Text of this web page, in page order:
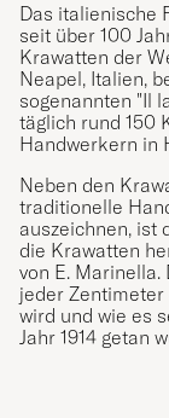
Das italienische
seit über 100
Krawatten der
Neapel, Italien,
sogenannten "Il
täglich rund 150
Handwerkern in
Neben den
traditionelle
auszeichnen, ist
die Krawatten
von E. Marinella.
jeder
wird und wie es
Jahr 1914 getan